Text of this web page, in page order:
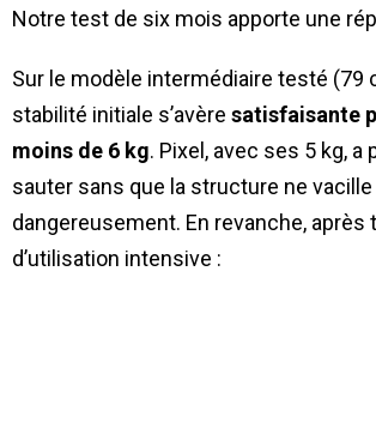
Notre test de six mois apporte une
Sur le modèle intermédiaire testé (79
stabilité initiale s’avère satisfaisante
moins de 6 kg. Pixel, avec ses 5 kg, a
sauter sans que la structure ne vacille
dangereusement. En revanche, après
d’utilisation intensive :